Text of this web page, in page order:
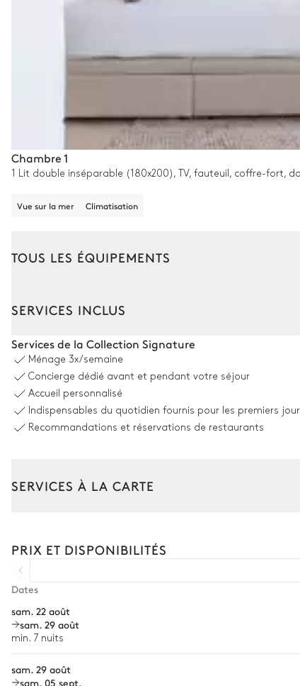
Chambre 1
1 Lit double inséparable (180x200), TV, fauteuil, coffre-fort,
Vue sur la mer Climatisation
TOUS LES ÉQUIPEMENTS
Vue sur la mer
10
Transats
Solarium
Terrasse Coucher de Soleil
Barbecue
Gaz
Canapé
Jardin Artificiel -1 (au dessous de la maison)
Vue panoramique sur la mer
SERVICES INCLUS
Services de la Collection Signature
Ménage 3x/semaine
Concierge dédié avant et pendant votre séjour
Accueil personnalisé
Indispensables du quotidien fournis pour les premiers
Recommandations et réservations de restaurants
SERVICES À LA CARTE
Courses livrées avant l'arrivée
Chef à domicile
Personnel de maison supplémentaire
PRIX ET DISPONIBILITÉS
Dates
sam. 22 août
sam. 29 août
min. 7 nuits
sam. 29 août
sam. 05 sept.